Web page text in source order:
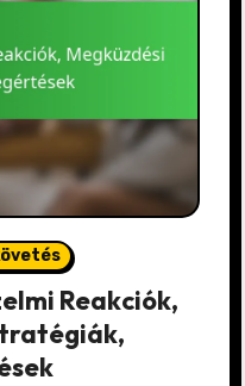
Reakciók,